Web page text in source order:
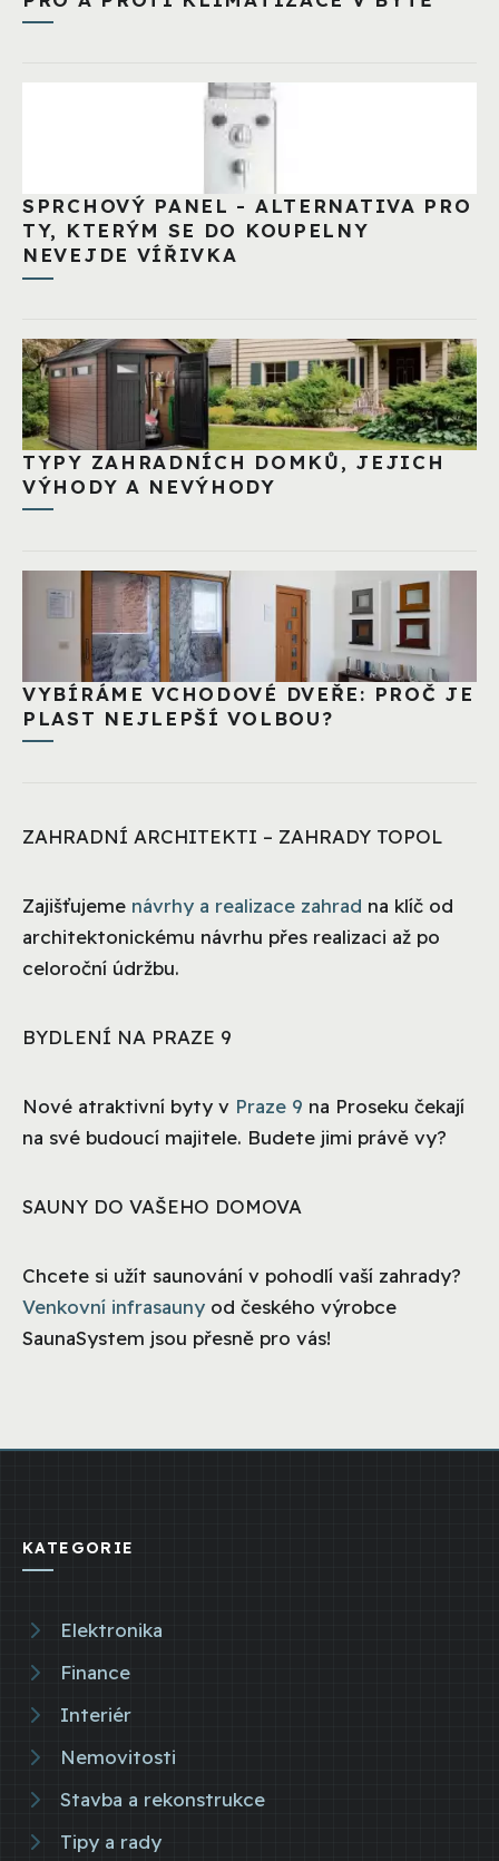
SPRCHOVÝ PANEL - ALTERNATIVA PRO
TY, KTERÝM SE DO KOUPELNY
NEVEJDE VÍŘIVKA
TYPY ZAHRADNÍCH DOMKŮ, JEJICH
VÝHODY A NEVÝHODY
VYBÍRÁME VCHODOVÉ DVEŘE: PROČ JE
PLAST NEJLEPŠÍ VOLBOU?
ZAHRADNÍ ARCHITEKTI – ZAHRADY TOPOL
Zajišťujeme návrhy a realizace zahrad na klíč od
architektonickému návrhu přes realizaci až po
celoroční údržbu.
BYDLENÍ NA PRAZE 9
Nové atraktivní byty v Praze 9 na Proseku čekají
na své budoucí majitele. Budete jimi právě vy?
SAUNY DO VAŠEHO DOMOVA
Chcete si užít saunování v pohodlí vaší zahrady?
Venkovní infrasauny od českého výrobce
SaunaSystem jsou přesně pro vás!
KATEGORIE
Elektronika
Finance
Interiér
Nemovitosti
Stavba a rekonstrukce
Tipy a rady